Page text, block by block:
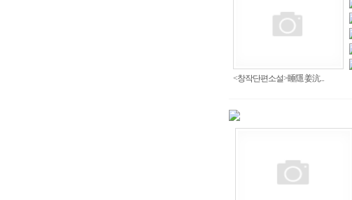
<창작단편소설>睡隱 姜沆...